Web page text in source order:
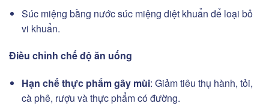
Súc miệng bằng nước súc miệng diệt khuẩn để loại bỏ
vi khuẩn.
Điều chỉnh chế độ ăn uống
Hạn chế thực phẩm gây mùi: Giảm tiêu thụ hành, tỏi,
cà phê, rượu và thực phẩm có đường.